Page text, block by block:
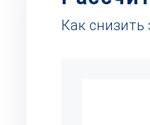
Как снизить